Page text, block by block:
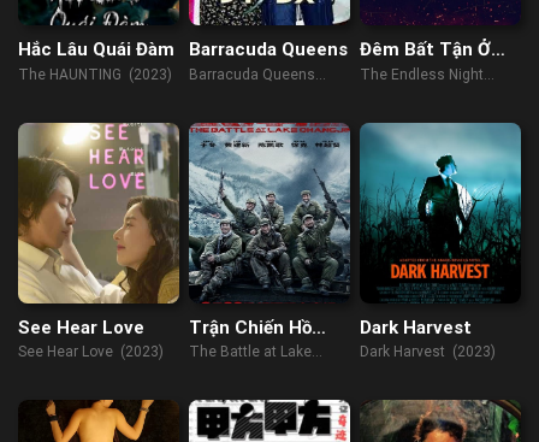
Hắc Lâu Quái Đàm
The HAUNTING (2023)
Barracuda Queens
Barracuda Queens
Đêm Bất Tận Ở
Boate Kiss
The Endless Night
See Hear Love
See Hear Love (2023)
Trận Chiến Hồ
Trường Tân
The Battle at Lake
Dark Harvest
Dark Harvest (2023)